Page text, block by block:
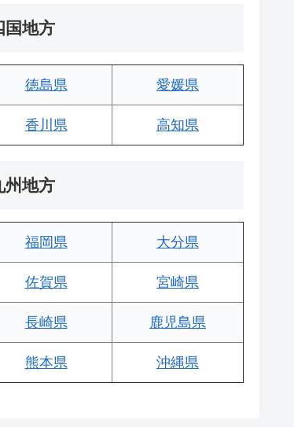
国地方
徳島県 愛媛県
香川県 高知県
州地方
福岡県 大分県
佐賀県 宮崎県
長崎県 鹿児島県
熊本県 沖縄県